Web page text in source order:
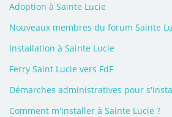
Adoption à Sainte Lucie
Installation à Sainte Lucie
Ferry Saint Lucie vers FdF
Démarches administratives pour
Comment m'installer à Sainte Lucie ?